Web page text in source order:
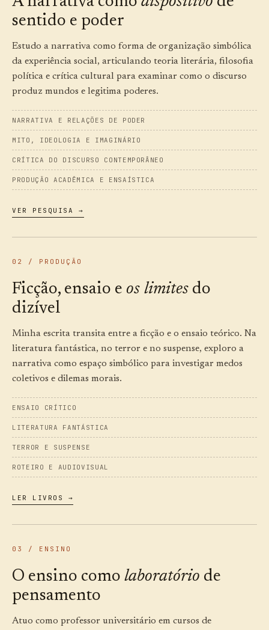
sentido e poder
Estudo a narrativa como forma de organização simbólica
da experiência social, articulando teoria literária, filosofia
política e crítica cultural para examinar como o discurso
produz mundos e legitima poderes.
NARRATIVA E RELAÇÕES DE PODER
MITO, IDEOLOGIA E IMAGINÁRIO
CRÍTICA DO DISCURSO CONTEMPORÂNEO
PRODUÇÃO ACADÊMICA E ENSAÍSTICA
VER PESQUISA →
02 / PRODUÇÃO
Ficção, ensaio e os limites do
dizível
Minha escrita transita entre a ficção e o ensaio teórico. Na
literatura fantástica, no terror e no suspense, exploro a
narrativa como espaço simbólico para investigar medos
coletivos e dilemas morais.
ENSAIO CRÍTICO
LITERATURA FANTÁSTICA
TERROR E SUSPENSE
ROTEIRO E AUDIOVISUAL
LER LIVROS →
03 / ENSINO
O ensino como laboratório de
pensamento
Atuo como professor universitário em cursos de